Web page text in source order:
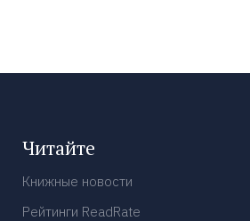
Читайте
Книжные новости
Рейтинги ReadRate